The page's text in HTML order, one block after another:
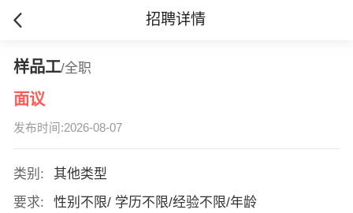
招聘详情
样品工/全职
面议
发布时间:2026-08-07
类别:
其他类型
要求:
性别不限/ 学历不限/经验不限/年龄